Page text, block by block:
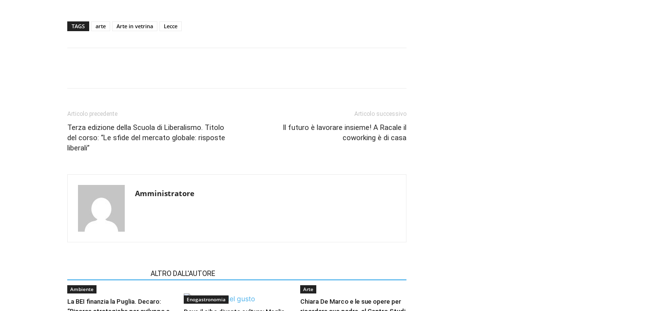
TAGS arte Arte in vetrina Lecce
Articolo precedente
Terza edizione della Scuola di Liberalismo. Titolo
del corso: “Le sfide del mercato globale: risposte
liberali”
Articolo successivo
Il futuro è lavorare insieme! A Racale il
coworking è di casa
Amministratore
ALTRO DALL'AUTORE
Ambiente
La BEI finanzia la Puglia. Decaro:
Enogastronomia
Arte
Chiara De Marco e le sue opere per